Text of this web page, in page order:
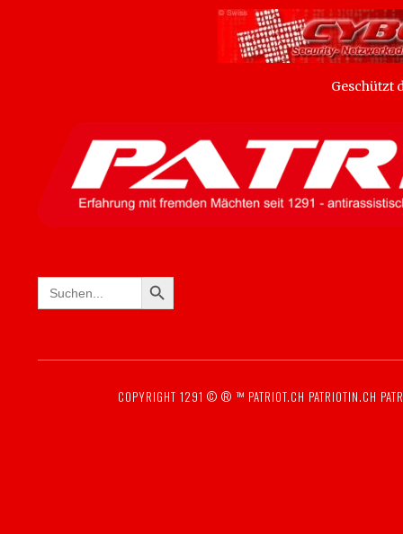
Geschützt
Search
for:
SEARCH BUTTON
COPYRIGHT 1291 © ® ™ PATRIOT.CH PATRIOTIN.CH